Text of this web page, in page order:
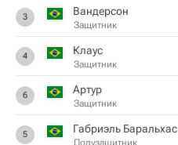
3 Вандерсон
Защитник
4 Клаус
Защитник
6 Артур
Защитник
5 Габриэль Баральхас
Полузащитник